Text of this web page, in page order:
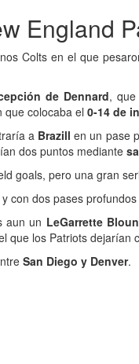
England
Colts en el que
de Dennard,
que colocaba el 0-14 de
a Brazill en un pase
dos puntos mediante
goals, pero una gran
dos pases
aun un LeGarrette
que los Patriots dejarían
San Diego y Denver.